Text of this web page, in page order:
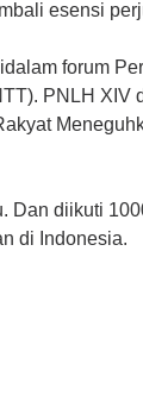
esensi
forum
PNLH XIV
Dan diikuti
di Indonesia.